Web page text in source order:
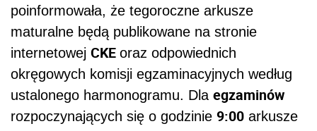
poinformowała, że tegoroczne arkusze
maturalne będą publikowane na stronie
internetowej CKE oraz odpowiednich
okręgowych komisji egzaminacyjnych według
ustalonego harmonogramu. Dla egzaminów
rozpoczynających się o godzinie 9:00 arkusze